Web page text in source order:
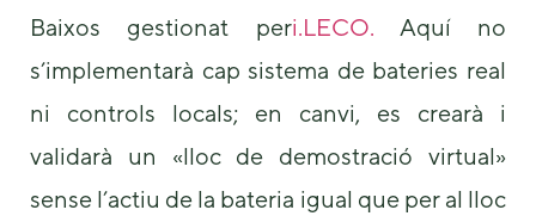
Baixos gestionat peri.LECO. Aquí no
s’implementarà cap sistema de bateries real
ni controls locals; en canvi, es crearà i
validarà un «lloc de demostració virtual»
sense l’actiu de la bateria igual que per al lloc